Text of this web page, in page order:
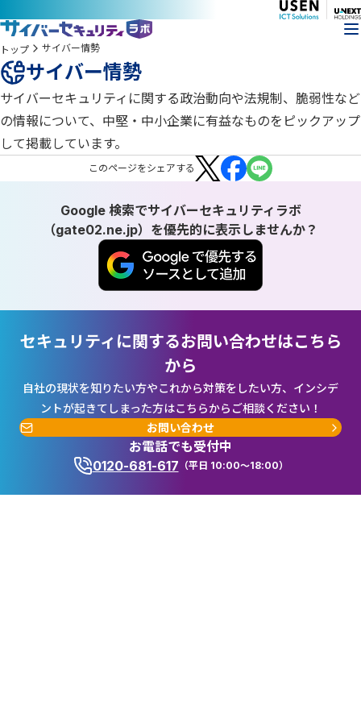
トップ サイバー情勢
サイバー情勢
サイバーセキュリティに関する政治動向や法規制、脆弱性など
の情報について、中堅・中小企業に有益なものをピックアップ
して掲載しています。
このページをシェアする
Google 検索でサイバーセキュリティラボ
（gate02.ne.jp）を優先的に表示しませんか？
セキュリティに関するお問い合わせはこちら
から
自社の現状を知りたい方やこれから対策をしたい方、インシデ
ントが起きてしまった方はこちらからご相談ください！
お問い合わせ
お電話でも受付中
0120-681-617 （平日 10:00～18:00）